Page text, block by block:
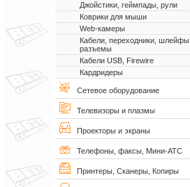
Джойстики, геймпады, рули
Коврики для мыши
Web-камеры
Кабели, переходники, шлейфы,
разъемы
Кабели USB, Firewire
Кардридеры
Сетевое оборудование
Телевизоры и плазмы
Проекторы и экраны
Телефоны, факсы, Мини-АТС
Принтеры, Сканеры, Копиры